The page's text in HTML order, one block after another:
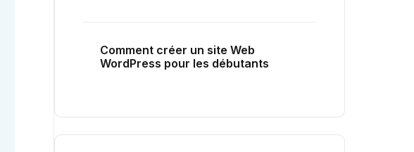
Comment créer un site Web
WordPress pour les débutants